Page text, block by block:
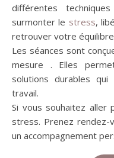
différentes
surmonter le stress,
retrouver votre
Les séances sont
mesure . Elles
solutions durables
travail.
Si vous souhaitez aller
stress. Prenez rendez-
un accompagnement